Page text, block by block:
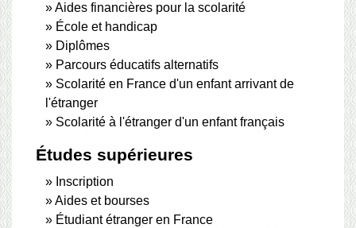
Aides financières pour la scolarité
École et handicap
Diplômes
Parcours éducatifs alternatifs
Scolarité en France d'un enfant arrivant de
l'étranger
Scolarité à l'étranger d'un enfant français
Études supérieures
Inscription
Aides et bourses
Étudiant étranger en France